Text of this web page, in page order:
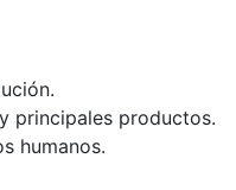
principales productos.
humanos.